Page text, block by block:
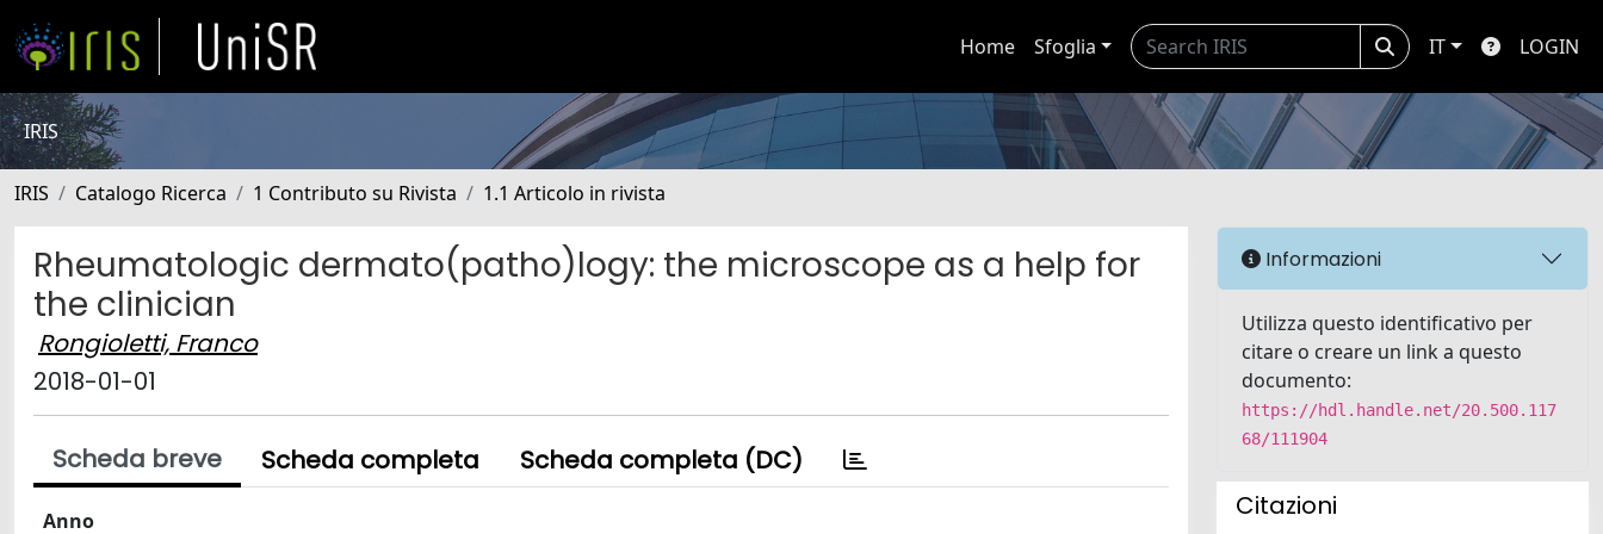
Home Sfoglia IT LOGIN
IRIS
IRIS Catalogo Ricerca 1 Contributo su Rivista 1.1 Articolo in rivista
Rheumatologic dermato(patho)logy: the microscope as a help for
the clinician
Rongioletti, Franco
2018-01-01
Scheda breve Scheda completa Scheda completa (DC)
Anno
Informazioni
Utilizza questo identificativo per
citare o creare un link a questo
documento:
https://hdl.handle.net/20.500.117
68/111904
Citazioni